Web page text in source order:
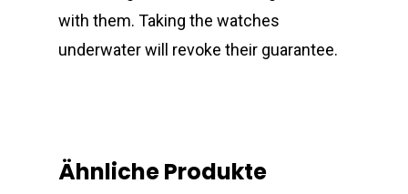
with them. Taking the watches
underwater will revoke their guarantee.
Ähnliche Produkte